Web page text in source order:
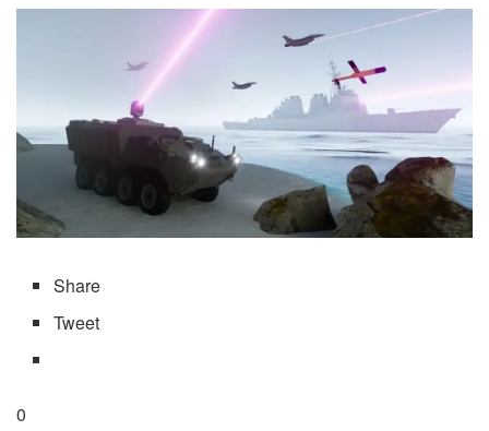
Share
Tweet
0